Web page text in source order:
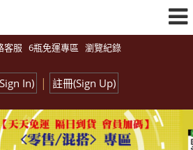
客服 6瓶免運專區 瀏覽紀錄
In) | 註冊(Sign Up)